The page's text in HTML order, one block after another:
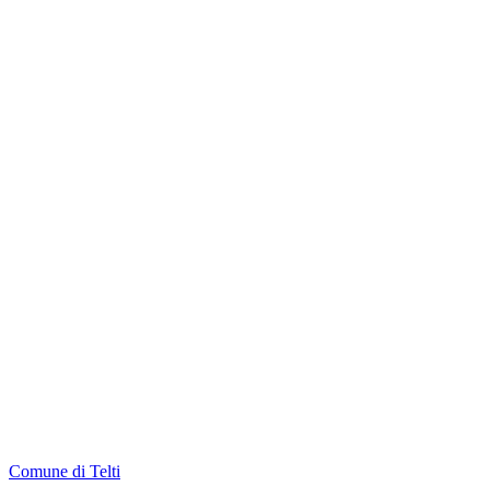
Comune di Telti